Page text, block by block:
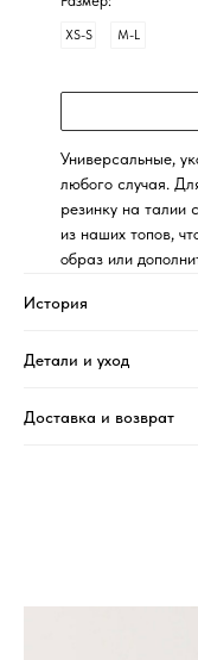
Универсальные,
любого случая.
резинку на талии
из наших топов,
образ или
M-L
XS-S
История
Детали и уход
Доставка и возврат